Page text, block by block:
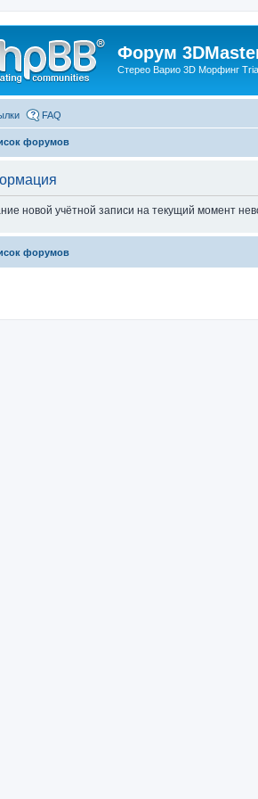
Форум
Стерео Варио 3D Морфинг
FAQ
форумов
новой учётной записи на текущий момент
форумов